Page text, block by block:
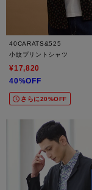
40CARATS&525
小紋プリントシャツ
¥17,820
40%OFF
さらに20%OFF